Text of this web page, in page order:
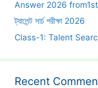
Answer 2026
ট্যালেন্ট সার্চ পরীক্ষা 2026
Class-1: Talent
Recent